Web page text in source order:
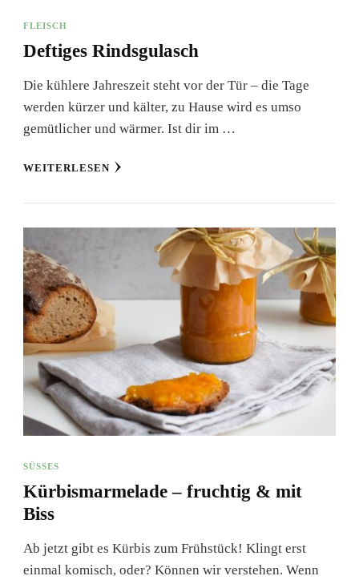
FLEISCH
Deftiges Rindsgulasch
Die kühlere Jahreszeit steht vor der Tür – die Tage
werden kürzer und kälter, zu Hause wird es umso
gemütlicher und wärmer. Ist dir im …
WEITERLESEN
SÜSSES
Kürbismarmelade – fruchtig & mit
Biss
Ab jetzt gibt es Kürbis zum Frühstück! Klingt erst
einmal komisch, oder? Können wir verstehen. Wenn